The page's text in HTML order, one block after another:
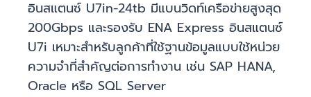
อินสแตนซ์ U7in-24tb มีแบนวิดท์เครือข่ายสูงสุด
200Gbps และรองรับ ENA Express อินสแตนซ์
U7i เหมาะสำหรับลูกค้าที่ใช้ฐานข้อมูลแบบใช้หน่วย
ความจำที่สำคัญต่อการทำงาน เช่น SAP HANA,
Oracle หรือ SQL Server